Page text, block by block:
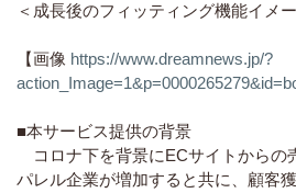
＜成長後のフィッティング機能イメ
【画像 https://www.dreamnews.jp/?
■本サービス提供の背景
コロナ下を背景にECサイトからの
パレル企業が増加すると共に、顧客